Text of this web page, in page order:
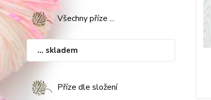
Všechny příze ...
... skladem
Příze dle složení